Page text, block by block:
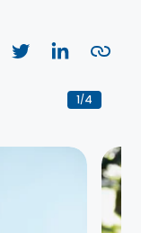
1/4